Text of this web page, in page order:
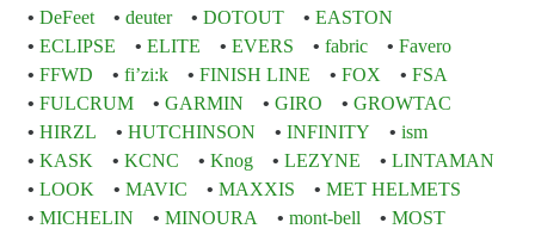
DeFeet
deuter DOTOUT
EASTON
ECLIPSE
ELITE EVERS fabric
Favero
FFWD
fi’zi:k FINISH LINE FOX
FSA
FULCRUM
GARMIN GIRO
GROWTAC
HIRZL
HUTCHINSON INFINITY
ism
KASK
KCNC Knog LEZYNE
LINTAMAN
LOOK
MAVIC MAXXIS
MET HELMETS
MICHELIN
MINOURA mont-bell
MOST